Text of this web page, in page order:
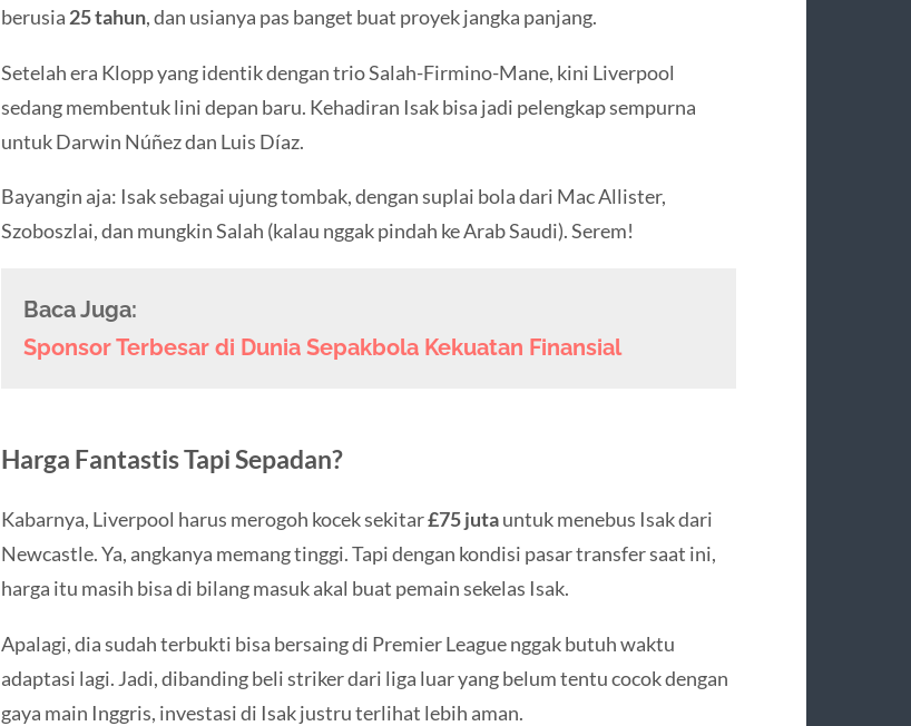
berusia25 tahun, dan usianya pas banget buat proyek jangka panjang.
Setelah era Klopp yang identik dengan trio Salah-Firmino-Mane, kini Liverpool
sedang membentuk lini depan baru. Kehadiran Isak bisa jadi pelengkap sempurna
untuk Darwin Núñez dan Luis Díaz.
Bayangin aja: Isak sebagai ujung tombak, dengan suplai bola dari Mac Allister,
Szoboszlai, dan mungkin Salah (kalau nggak pindah ke Arab Saudi). Serem!
Baca Juga:
Sponsor Terbesar di Dunia Sepakbola Kekuatan Finansial
Harga Fantastis Tapi Sepadan?
Kabarnya, Liverpool harus merogoh kocek sekitar£75 jutauntuk menebus Isak dari
Newcastle. Ya, angkanya memang tinggi. Tapi dengan kondisi pasar transfer saat ini,
harga itu masih bisa di bilang masuk akal buat pemain sekelas Isak.
Apalagi, dia sudah terbukti bisa bersaing di Premier League nggak butuh waktu
adaptasi lagi. Jadi, dibanding beli striker dari liga luar yang belum tentu cocok dengan
gaya main Inggris, investasi di Isak justru terlihat lebih aman.